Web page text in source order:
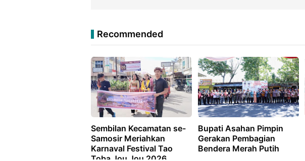
Recommended
Sembilan Kecamatan se-
Samosir Meriahkan
Karnaval Festival Tao
Toba Jou Jou 2026
Bupati Asahan Pimpin
Gerakan Pembagian
Bendera Merah Putih